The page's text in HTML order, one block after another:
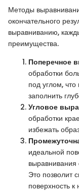
Методы
окончательного
выравниванию,
преимущества.
Поперечное
обработки
под углом,
заполнить
Угловое
обработки
избежать
идеальной
выравнивания
Это позволит
поверхность